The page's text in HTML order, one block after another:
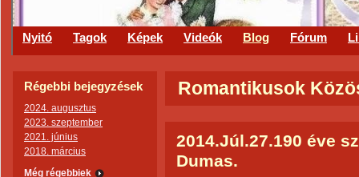
Nyitó Tagok Képek Videók Blog Fórum
Régebbi bejegyzések
2024. augusztus
2023. szeptember
2021. június
2018. március
Még régebbiek
Romantikusok
2014.Júl.27.190 éve
Dumas.